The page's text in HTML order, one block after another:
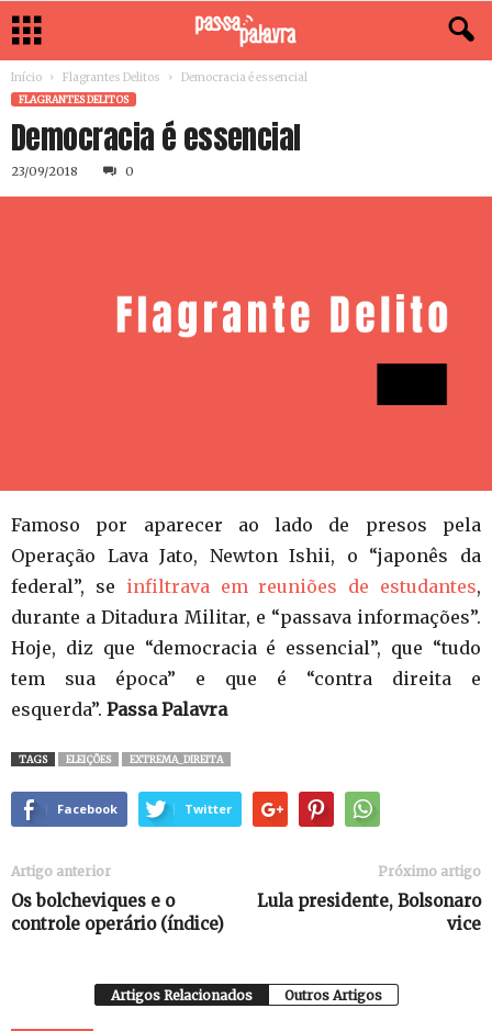
Início Flagrantes Delitos Democracia é essencial
FLAGRANTES DELITOS
Democracia é essencial
23/09/2018 0
Famoso por aparecer ao lado de presos pela
Operação Lava Jato, Newton Ishii, o “japonês da
federal”, se infiltrava em reuniões de estudantes,
durante a Ditadura Militar, e “passava informações”.
Hoje, diz que “democracia é essencial”, que “tudo
tem sua época” e que é “contra direita e
esquerda”. Passa Palavra
TAGS ELEIÇÕES EXTREMA_DIREITA
Facebook Twitter
Artigo anterior
Os bolcheviques e o
controle operário (índice)
Próximo artigo
Lula presidente, Bolsonaro
vice
Artigos Relacionados Outros Artigos